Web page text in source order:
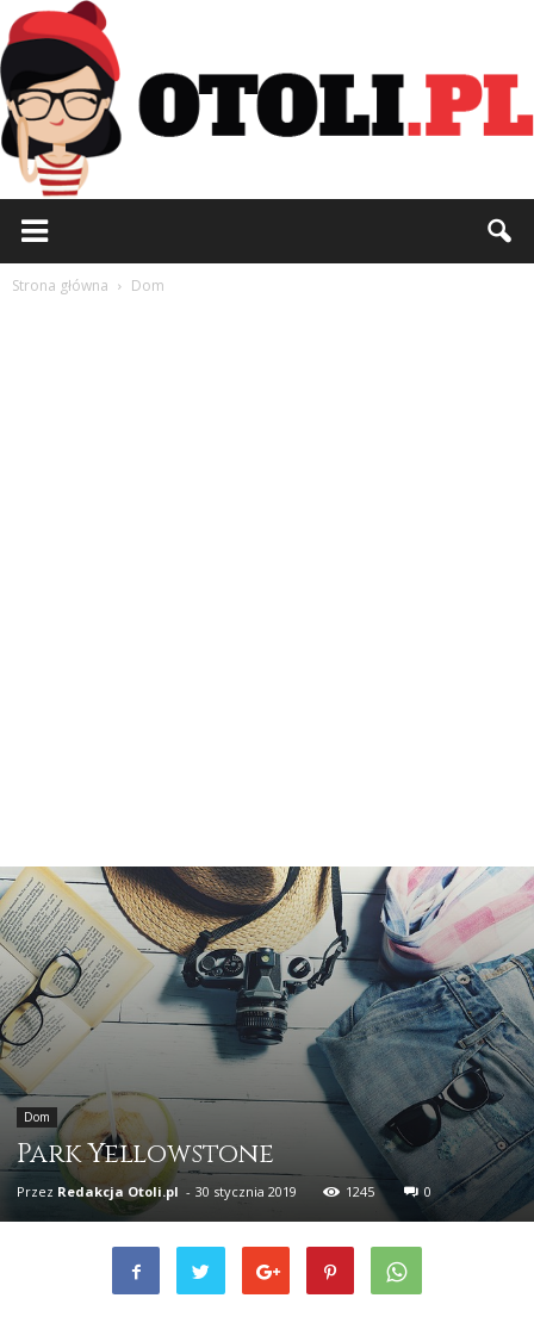
Strona główna Dom
Dom
Park Yellowstone
Przez Redakcja Otoli.pl - 30 stycznia 2019 1245 0